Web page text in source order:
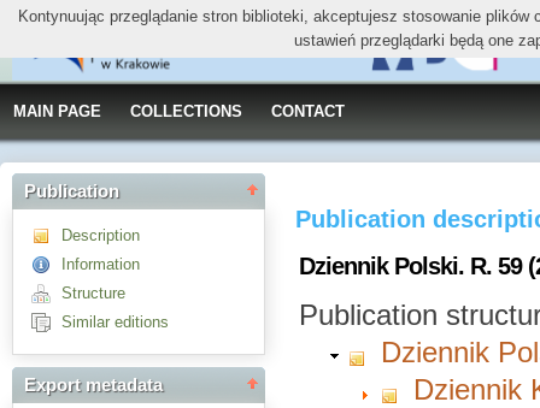
MAIN PAGE COLLECTIONS CONTACT
Publication
Description
Information
Structure
Similar editions
Export metadata
Publication
Dziennik Polski. R. 59
Publication
Dziennik
Dziennik
Kontynuując przeglądanie stron biblioteki, akceptujesz stosowanie
ustawień przeglądarki będą one